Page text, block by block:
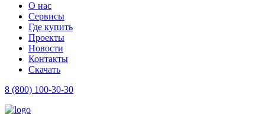
О нас
Сервисы
Где купить
Проекты
Новости
Контакты
Скачать
8 (800) 100-30-30